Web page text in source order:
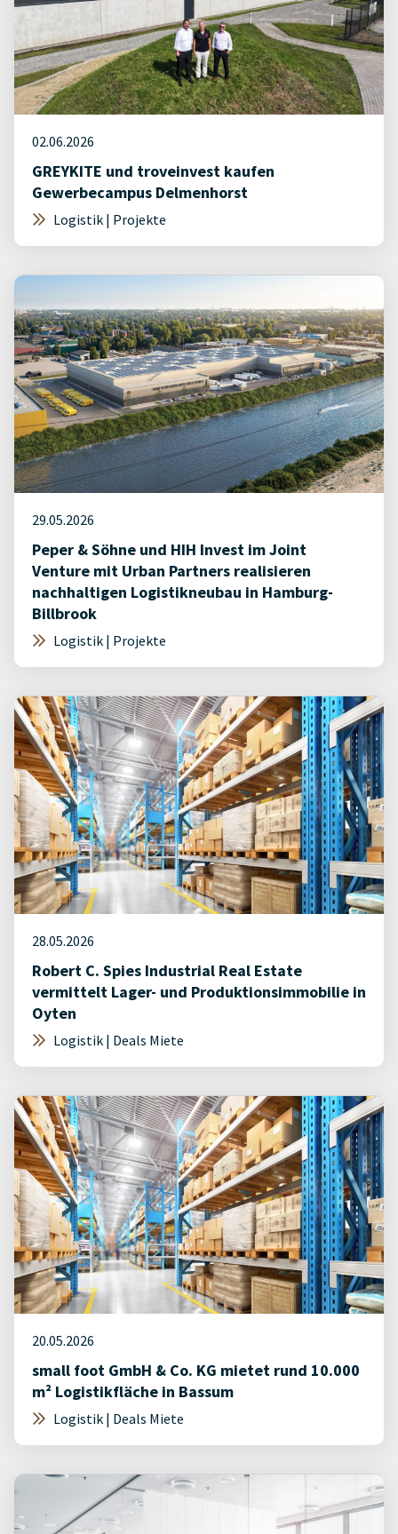
02.06.2026
GREYKITE und troveinvest kaufen
Gewerbecampus Delmenhorst
Logistik | Projekte
29.05.2026
Peper & Söhne und HIH Invest im Joint
Venture mit Urban Partners realisieren
nachhaltigen Logistikneubau in Hamburg-
Billbrook
Logistik | Projekte
28.05.2026
Robert C. Spies Industrial Real Estate
vermittelt Lager- und Produktionsimmobilie in
Oyten
Logistik | Deals Miete
20.05.2026
small foot GmbH & Co. KG mietet rund 10.000
m² Logistikfläche in Bassum
Logistik | Deals Miete